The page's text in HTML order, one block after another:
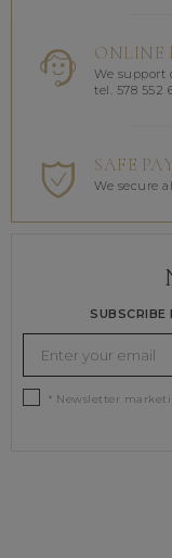
ONLINE
We support
tel. 578 552
SAFE
We secure
* Newsletter